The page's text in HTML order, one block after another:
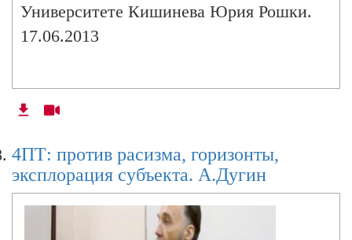
Университете Кишинева Юрия Рошки.
17.06.2013
4ПТ: против расизма, горизонты,
эксплорация субъекта. А.Дугин